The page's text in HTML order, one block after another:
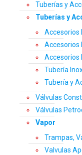
Tuberías y
Tuberías y
Accesorios
Accesorios
Accesorios
Tubería
Tubería y
Válvulas
Válvulas
Vapor
Trampas,
Valvulas